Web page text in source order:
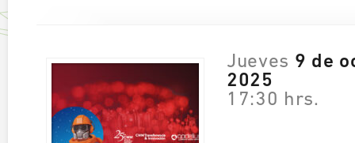
­Jueves 9 de
2025
17:30 hrs.